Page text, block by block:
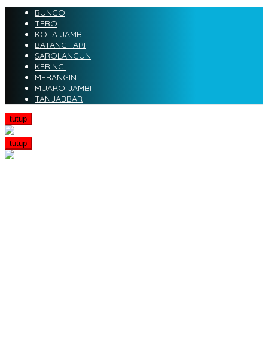
BUNGO
TEBO
KOTA JAMBI
BATANGHARI
SAROLANGUN
KERINCI
MERANGIN
MUARO JAMBI
TANJABBAR
tutup
tutup